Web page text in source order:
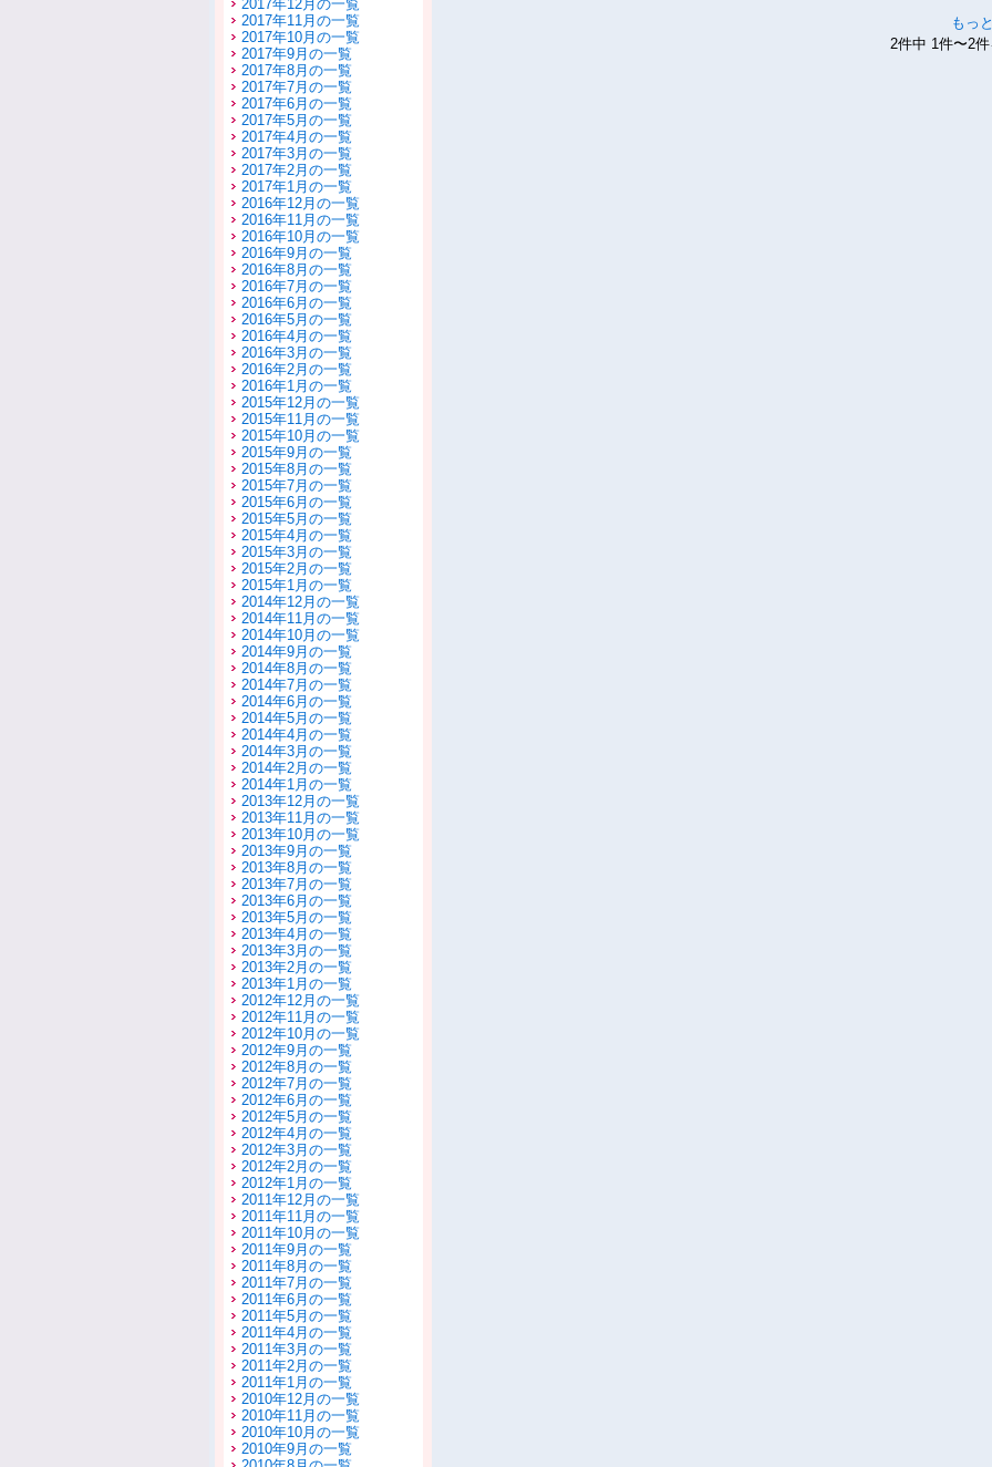
2017年12月の一覧
2017年11月の一覧
2017年10月の一覧
2017年9月の一覧
2017年8月の一覧
2017年7月の一覧
2017年6月の一覧
2017年5月の一覧
2017年4月の一覧
2017年3月の一覧
2017年2月の一覧
2017年1月の一覧
2016年12月の一覧
2016年11月の一覧
2016年10月の一覧
2016年9月の一覧
2016年8月の一覧
2016年7月の一覧
2016年6月の一覧
2016年5月の一覧
2016年4月の一覧
2016年3月の一覧
2016年2月の一覧
2016年1月の一覧
2015年12月の一覧
2015年11月の一覧
2015年10月の一覧
2015年9月の一覧
2015年8月の一覧
2015年7月の一覧
2015年6月の一覧
2015年5月の一覧
2015年4月の一覧
2015年3月の一覧
2015年2月の一覧
2015年1月の一覧
2014年12月の一覧
2014年11月の一覧
2014年10月の一覧
2014年9月の一覧
2014年8月の一覧
2014年7月の一覧
2014年6月の一覧
2014年5月の一覧
2014年4月の一覧
2014年3月の一覧
2014年2月の一覧
2014年1月の一覧
2013年12月の一覧
2013年11月の一覧
2013年10月の一覧
2013年9月の一覧
2013年8月の一覧
2013年7月の一覧
2013年6月の一覧
2013年5月の一覧
2013年4月の一覧
2013年3月の一覧
2013年2月の一覧
2013年1月の一覧
2012年12月の一覧
2012年11月の一覧
2012年10月の一覧
2012年9月の一覧
2012年8月の一覧
2012年7月の一覧
2012年6月の一覧
2012年5月の一覧
2012年4月の一覧
2012年3月の一覧
2012年2月の一覧
2012年1月の一覧
2011年12月の一覧
2011年11月の一覧
2011年10月の一覧
2011年9月の一覧
2011年8月の一覧
2011年7月の一覧
2011年6月の一覧
2011年5月の一覧
2011年4月の一覧
2011年3月の一覧
2011年2月の一覧
2011年1月の一覧
2010年12月の一覧
2010年11月の一覧
2010年10月の一覧
2010年9月の一覧
もっ
2件中 1件〜2